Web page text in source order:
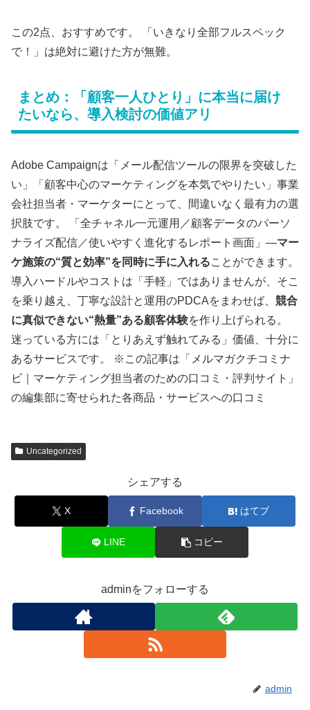
この2点、おすすめです。 「いきなり全部フルスペック
で！」は絶対に避けた方が無難。
まとめ：「顧客一人ひとり」に本当に届け
たいなら、導入検討の価値アリ
Adobe Campaignは「メール配信ツールの限界を突破した
い」「顧客中心のマーケティングを本気でやりたい」事業
会社担当者・マーケターにとって、間違いなく最有力の選
択肢です。 「全チャネル一元運用／顧客データのパーソ
ナライズ配信／使いやすく進化するレポート画面」―マー
ケ施策の“質と効率”を同時に手に入れることができます。
導入ハードルやコストは「手軽」ではありませんが、そこ
を乗り越え、丁寧な設計と運用のPDCAをまわせば、 競合
に真似できない“熱量”ある顧客体験を作り上げられる。
迷っている方には「とりあえず触れてみる」価値、十分に
あるサービスです。 ※この記事は「メルマガクチコミナ
ビ｜マーケティング担当者のための口コミ・評判サイト」
の編集部に寄せられた各商品・サービスへの口コミ
Uncategorized
シェアする
X Facebook はてブ
LINE コピー
adminをフォローする
admin